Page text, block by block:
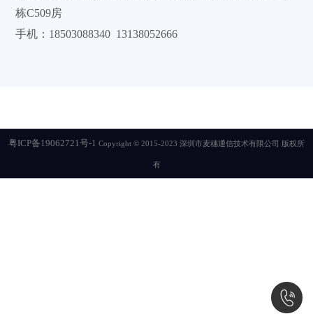
栋C509房
手机：18503088340 13138052666
粤ICP备19062721号-1 Copyright © 2015-2023 深圳市麦穗通信技术有限公司 版权所
有